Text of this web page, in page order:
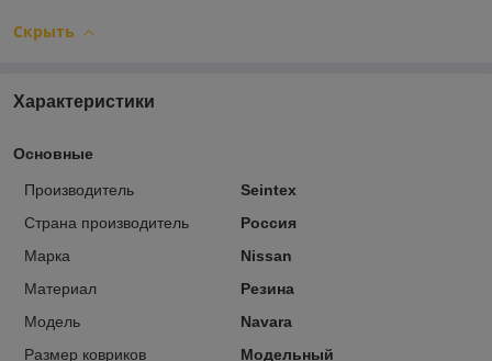
Скрыть
Характеристики
Основные
Производитель
Seintex
Страна производитель
Россия
Марка
Nissan
Материал
Резина
Модель
Navara
Размер ковриков
Модельный